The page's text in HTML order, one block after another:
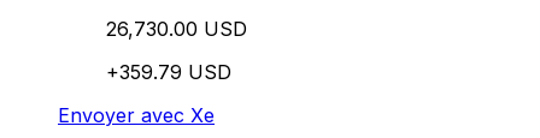
26,730.00 USD
+359.79 USD
Envoyer avec Xe